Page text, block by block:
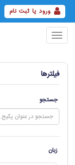
ورود یا ثبت نام
Toggle
navigation
فیلترها
جستجو
زبان